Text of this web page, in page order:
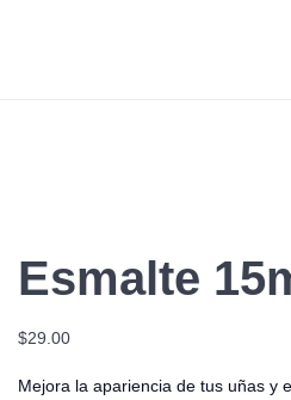
Esmalte
$29.00
Mejora la apariencia de tus uñas y